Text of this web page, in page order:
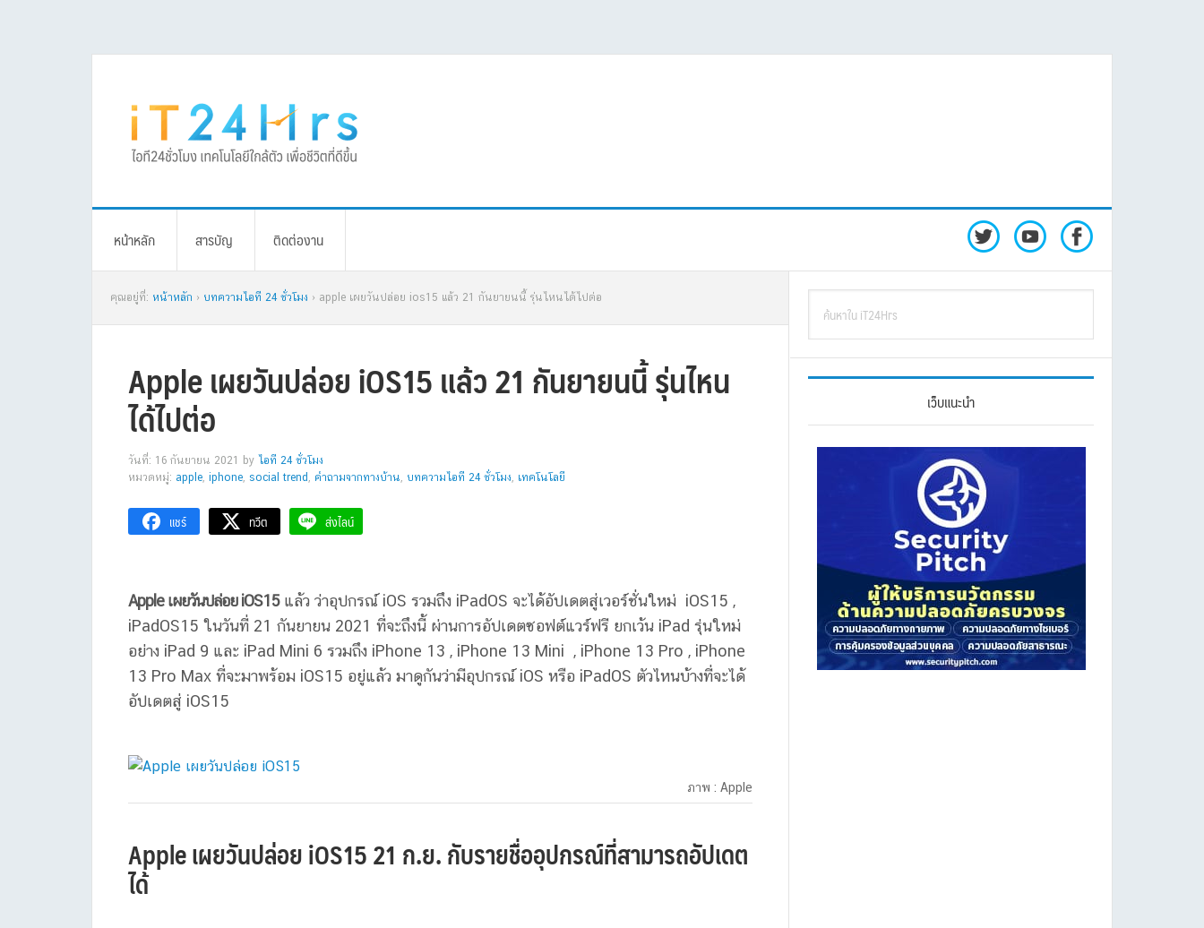
หน้าหลัก สารบัญ ติดต่องาน
คุณอยู่ที่: หน้าหลัก › บทความไอที 24 ชั่วโมง › apple เผยวันปล่อย ios15 แล้ว 21 กันยายนนี้ รุ่นไหนได้ไปต่อ
Apple เผยวันปล่อย iOS15 แล้ว 21 กันยายนนี้ รุ่นไหน
ได้ไปต่อ
วันที่: 16 กันยายน 2021 by ไอที 24 ชั่วโมง
หมวดหมู่: apple, iphone, social trend , คำถามจากทางบ้าน, บทความไอที 24 ชั่วโมง, เทคโนโลยี
แชร์ ทวีต ส่งไลน์
Apple เผยวันปล่อย iOS15แล้ว ว่าอุปกรณ์ iOS รวมถึง iPadOS จะได้อัปเดตสู่เวอร์ชั่นใหม่ iOS15 ,
iPadOS15 ในวันที่ 21 กันยายน 2021 ที่จะถึงนี้ ผ่านการอัปเดตซอฟต์แวร์ฟรี ยกเว้น iPad รุ่นใหม่
อย่าง iPad 9 และ iPad Mini 6 รวมถึง iPhone 13 , iPhone 13 Mini , iPhone 13 Pro , iPhone
13 Pro Max ที่จะมาพร้อม iOS15 อยู่แล้ว มาดูกันว่ามีอุปกรณ์ iOS หรือ iPadOS ตัวไหนบ้างที่จะได้
อัปเดตสู่ iOS15
ภาพ : Apple
Apple เผยวันปล่อย iOS15 21 ก.ย. กับรายชื่ออุปกรณ์ที่สามารถอัปเดต
ได้
Primary
Sidebar
iT24Hrs
เว็บแนะนำ